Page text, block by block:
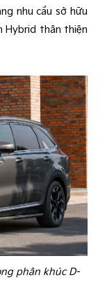
nhu cầu sở hữu
Hybrid thân thiện
phân khúc D-